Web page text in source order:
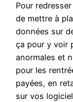
Pour
de mettre à
données sur
ça pour y voir
anormales et
pour les
payées, en
sur vos